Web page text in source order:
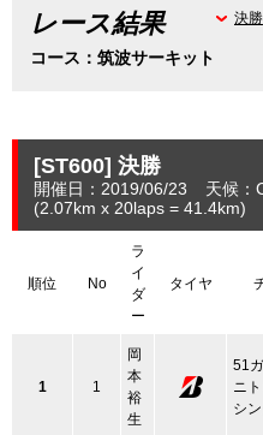
レース結果
コース：筑波サーキット
決勝
[ST600] 決勝
開催日：2019/06/23 天候：
(2.07km x 20laps = 41.4km)
順位 No
ラ
イ
ダ
ー
タイヤ
1 1
岡
本
裕
生
51
ニ
シ